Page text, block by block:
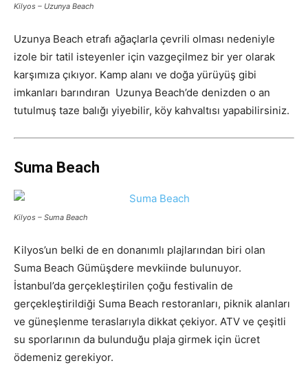
Kilyos – Uzunya Beach
Uzunya Beach etrafı ağaçlarla çevrili olması nedeniyle
izole bir tatil isteyenler için vazgeçilmez bir yer olarak
karşımıza çıkıyor. Kamp alanı ve doğa yürüyüş gibi
imkanları barındıran Uzunya Beach’de denizden o an
tutulmuş taze balığı yiyebilir, köy kahvaltısı yapabilirsiniz.
Suma Beach
Kilyos – Suma Beach
Kilyos’un belki de en donanımlı plajlarından biri olan
Suma Beach Gümüşdere mevkiinde bulunuyor.
İstanbul’da gerçekleştirilen çoğu festivalin de
gerçekleştirildiği Suma Beach restoranları, piknik alanları
ve güneşlenme teraslarıyla dikkat çekiyor. ATV ve çeşitli
su sporlarının da bulunduğu plaja girmek için ücret
ödemeniz gerekiyor.